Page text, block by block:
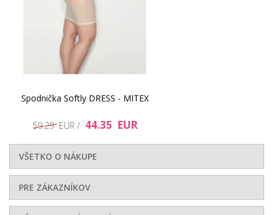
Spodnička Softly DRESS - MITEX
59.29 EUR / 44.35 EUR
VŠETKO O NÁKUPE
PRE ZÁKAZNÍKOV